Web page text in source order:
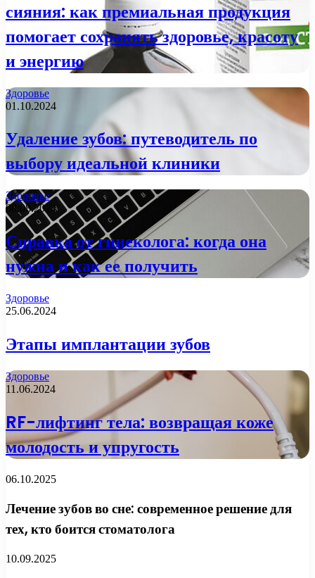
сияния: как премиальная продукция
помогает сохранять здоровье, красоту
и энергию
Здоровье
01.10.2024
Удаление зубов: путеводитель по
выбору идеальной клиники
Здоровье
08.08.2024
Справка от гинеколога: когда она
нужна и как ее получить
Здоровье
25.06.2024
Этапы имплантации зубов
Здоровье
11.06.2024
RF-лифтинг тела: возвращая коже
молодость и упругость
06.10.2025
Лечение зубов во сне: современное решение для
тех, кто боится стоматолога
10.09.2025